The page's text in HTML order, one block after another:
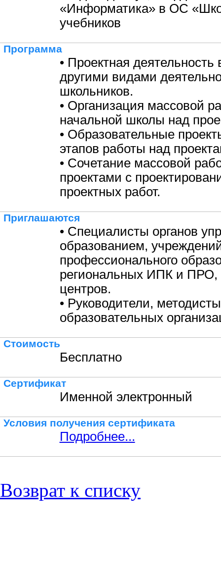
«Информатика» в ОС
учебников
Программа
• Проектная деятельность
другими видами
школьников.
• Организация массовой
начальной школы над
• Образовательные
этапов работы над
• Сочетание массовой
проектами с
проектных работ.
Приглашаются
• Специалисты органов
образованием,
профессионального
региональных ИПК и ПРО,
центров.
• Руководители,
образовательных
Стоимость
Бесплатно
Сертификат
Именной электронный
Условия получения сертификата
Подробнее...
Возврат к списку